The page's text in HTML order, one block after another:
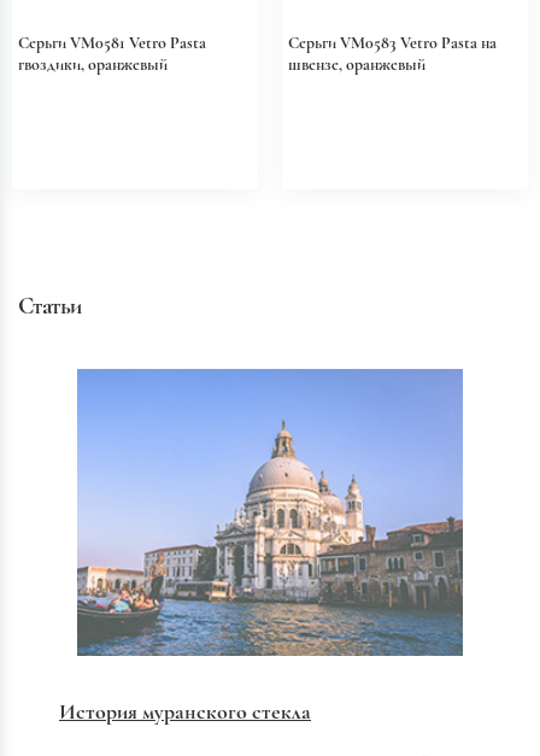
Серьги VM0581 Vetro Pasta
гвоздики, оранжевый
Серьги VM0583 Vetro Pasta на
швензе, оранжевый
Статьи
История муранского стекла